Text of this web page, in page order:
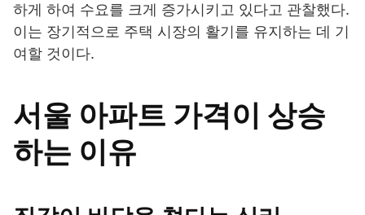
하게 하여 수요를 크게 증가시키고 있다고 관찰했다.
이는 장기적으로 주택 시장의 활기를 유지하는 데 기
여할 것이다.
서울 아파트 가격이 상승
하는 이유